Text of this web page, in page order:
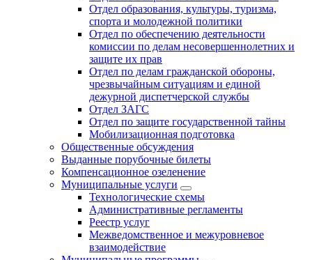
Отдел образования, культуры, туризма,
спорта и молодежной политики
Отдел по обеспечению деятельности
комиссии по делам несовершеннолетних и
защите их прав
Отдел по делам гражданской обороны,
чрезвычайным ситуациям и единой
дежурной диспетчерской службы
Отдел ЗАГС
Отдел по защите государственной тайны
Мобилизационная подготовка
Общественные обсуждения
Выданные порубочные билеты
Компенсационное озеленение
Муниципальные услуги
Технологические схемы
Административные регламенты
Реестр услуг
Межведомственное и межуровневое
взаимодействие